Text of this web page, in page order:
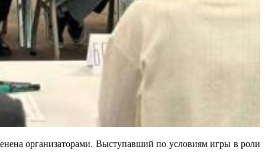
организаторами. Выступавший по условиям игры в роли